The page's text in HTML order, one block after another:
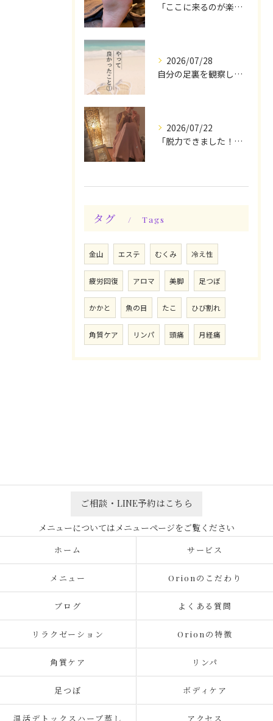
「ここに来るのが楽しみです♪」と、言っていただけます◎
2026/07/28
自分の足裏を観察してみる！やって良かったぁ〜♪
2026/07/22
「脱力できました！」今日は私の時間♪全身メンテナンスデー☆
タグ Tags
金山 エステ むくみ 冷え性
疲労回復 アロマ 美脚 足つぼ
かかと 魚の目 たこ ひび割れ
角質ケア リンパ 頭痛 月経痛
ご相談・LINE予約はこちら
ホーム サービス
メニュー Orionのこだわり
ブログ よくある質問
リラクゼーション Orionの特徴
角質ケア リンパ
足つぼ ボディケア
温活デトックスハーブ蒸し アクセス